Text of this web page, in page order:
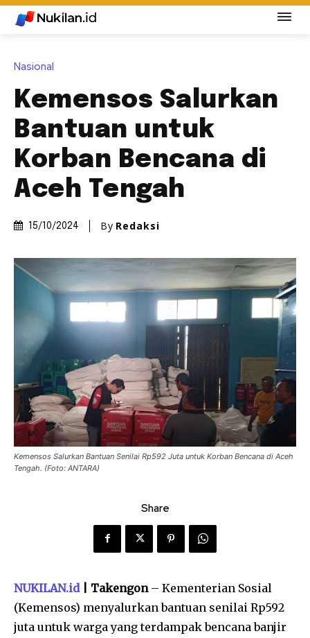
Nasional
Kemensos Salurkan
Bantuan untuk
Korban Bencana di
Aceh Tengah
15/10/2024 By Redaksi
Kemensos Salurkan Bantuan Senilai Rp592 Juta untuk Korban Bencana di Aceh
Tengah. (Foto: ANTARA)
Share
NUKILAN.id| Takengon– Kementerian Sosial
(Kemensos) menyalurkan bantuan senilai Rp592
juta untuk warga yang terdampak bencana banjir